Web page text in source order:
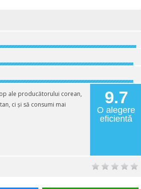
9.7
O alegere
eficientă
ale producătorului corean,
ci și să consumi mai